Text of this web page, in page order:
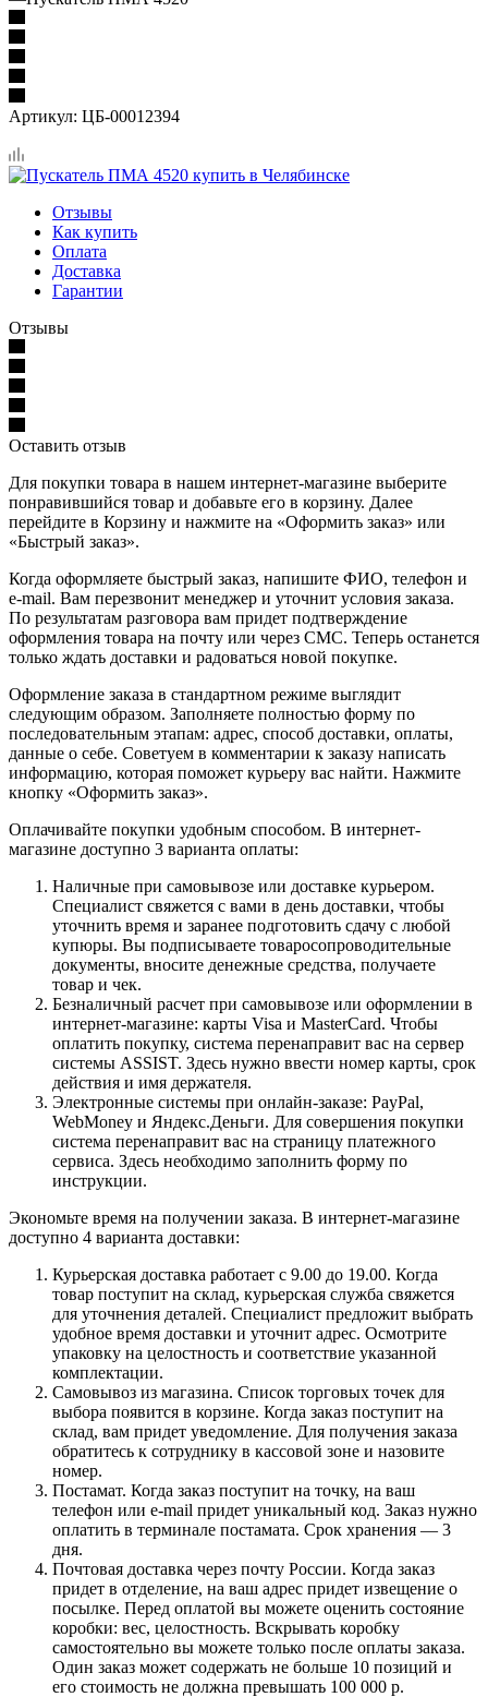
Артикул: ЦБ-00012394
Отзывы
Как купить
Оплата
Доставка
Гарантии
Отзывы
Оставить отзыв
Для покупки товара в нашем интернет-магазине выберите
понравившийся товар и добавьте его в корзину. Далее
перейдите в Корзину и нажмите на «Оформить заказ» или
«Быстрый заказ».
Когда оформляете быстрый заказ, напишите ФИО, телефон и
e-mail. Вам перезвонит менеджер и уточнит условия заказа.
По результатам разговора вам придет подтверждение
оформления товара на почту или через СМС. Теперь останется
только ждать доставки и радоваться новой покупке.
Оформление заказа в стандартном режиме выглядит
следующим образом. Заполняете полностью форму по
последовательным этапам: адрес, способ доставки, оплаты,
данные о себе. Советуем в комментарии к заказу написать
информацию, которая поможет курьеру вас найти. Нажмите
кнопку «Оформить заказ».
Оплачивайте покупки удобным способом. В интернет-
магазине доступно 3 варианта оплаты:
Наличные при самовывозе или доставке курьером.
Специалист свяжется с вами в день доставки, чтобы
уточнить время и заранее подготовить сдачу с любой
купюры. Вы подписываете товаросопроводительные
документы, вносите денежные средства, получаете
товар и чек.
Безналичный расчет при самовывозе или оформлении в
интернет-магазине: карты Visa и MasterCard. Чтобы
оплатить покупку, система перенаправит вас на сервер
системы ASSIST. Здесь нужно ввести номер карты, срок
действия и имя держателя.
Электронные системы при онлайн-заказе: PayPal,
WebMoney и Яндекс.Деньги. Для совершения покупки
система перенаправит вас на страницу платежного
сервиса. Здесь необходимо заполнить форму по
инструкции.
Экономьте время на получении заказа. В интернет-магазине
доступно 4 варианта доставки:
Курьерская доставка работает с 9.00 до 19.00. Когда
товар поступит на склад, курьерская служба свяжется
для уточнения деталей. Специалист предложит выбрать
удобное время доставки и уточнит адрес. Осмотрите
упаковку на целостность и соответствие указанной
комплектации.
Самовывоз из магазина. Список торговых точек для
выбора появится в корзине. Когда заказ поступит на
склад, вам придет уведомление. Для получения заказа
обратитесь к сотруднику в кассовой зоне и назовите
номер.
Постамат. Когда заказ поступит на точку, на ваш
телефон или e-mail придет уникальный код. Заказ нужно
оплатить в терминале постамата. Срок хранения — 3
дня.
Почтовая доставка через почту России. Когда заказ
придет в отделение, на ваш адрес придет извещение о
посылке. Перед оплатой вы можете оценить состояние
коробки: вес, целостность. Вскрывать коробку
самостоятельно вы можете только после оплаты заказа.
Один заказ может содержать не больше 10 позиций и
его стоимость не должна превышать 100 000 р.